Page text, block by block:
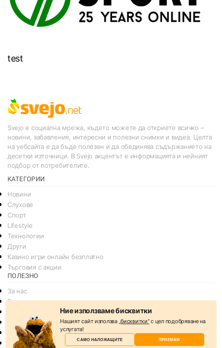
test
Svejo е социална мрежа, където можете да откриете всичко –
новини, забавления, интересни и полезни снимки и видеа. Целта
на уебсайта е да бъде полезен и да обединява съдържанието на
десетки източници. В Svejo акцентът е информацията и нейният
подбор от потребителите.
КАТЕГОРИИ
Новини
Слухове
Спорт
Lifestyle
Технологии
Други
Казино игри онлайн безплатно
Търговия с акции
ПОЛЕЗНО
За нас
Реклама
Условия за споделяне
Политика за поверителснот
Политика на Бисквитките
Ние използваме бисквитки
Нашият сайт използва „бисквитки“с цел подобряване на
услугата!
САМО НАЛОЖАЩИТЕ ПРИЕМАМ